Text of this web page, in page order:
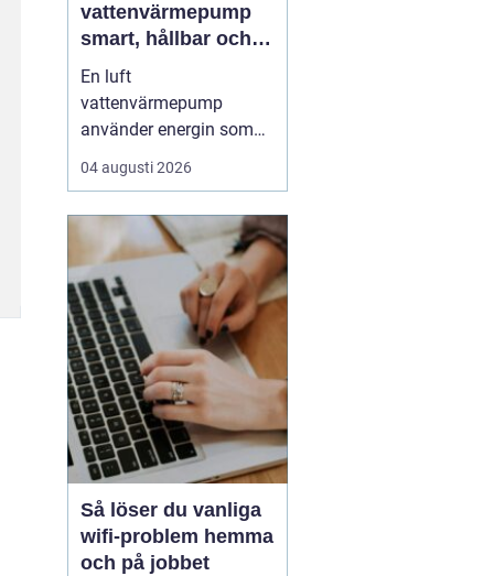
vattenvärmepump
smart, hållbar och
enkel uppvärmning
av huset
En luft
vattenvärmepump
använder energin som
redan finns i
utomhusluften för att
varmvatten. Den kräver
varken borrhål eller
grävning och kan sänka
uppvärmningskostnaden
med upp till omkring
7580 % jämfört med
äldre el- eller olje...
04 augusti 2026
Så löser du vanliga
wifi-problem hemma
och på jobbet